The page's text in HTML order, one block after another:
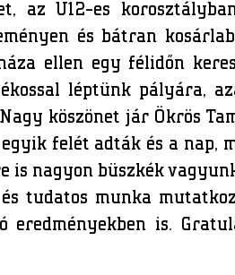
az U12-es
és bátran
ellen egy félidőn
léptünk pályára,
köszönet jár Ökrös
felét adták és a nap,
is nagyon büszkék
tudatos munka
eredményekben is.